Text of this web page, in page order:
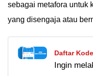
sebagai metafora untuk
yang disengaja atau
Daftar
DANA
Ingin